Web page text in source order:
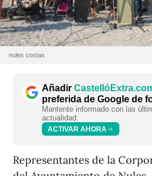
nules costas
Añadir
preferida de Google de
Mantente informado con las
actualidad.
ACTIVAR AHORA
Representantes de la